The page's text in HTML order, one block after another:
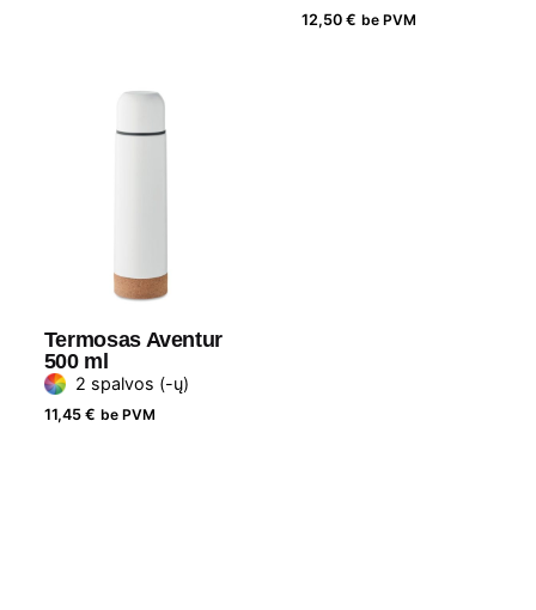
12,50 € be PVM
Termosas Aventur
500 ml
2 spalvos (-ų)
11,45 € be PVM